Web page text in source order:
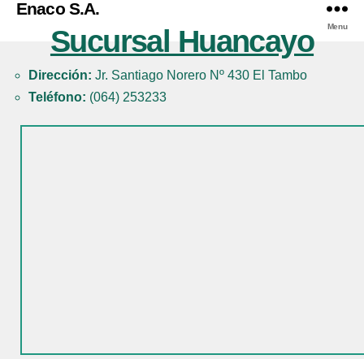
Enaco S.A.
Menu
Sucursal Huancayo
Dirección: Jr. Santiago Norero Nº 430 El Tambo
Teléfono: (064) 253233